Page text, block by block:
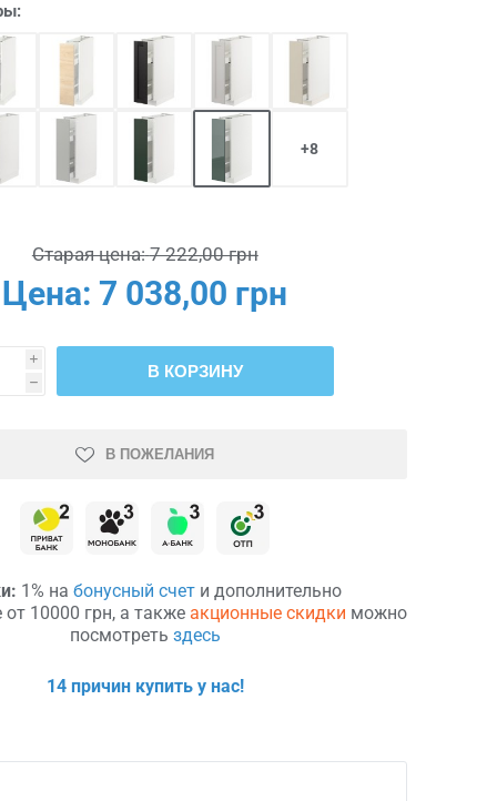
+8
Старая цена: 7 222,00 грн
Цена: 7 038,00 грн
i
h
В КОРЗИНУ
В ПОЖЕЛАНИЯ
1% на бонусный счети дополнительно
от 10000 грн, а также акционные скидки можно
посмотреть здесь
14 причин купить у нас!